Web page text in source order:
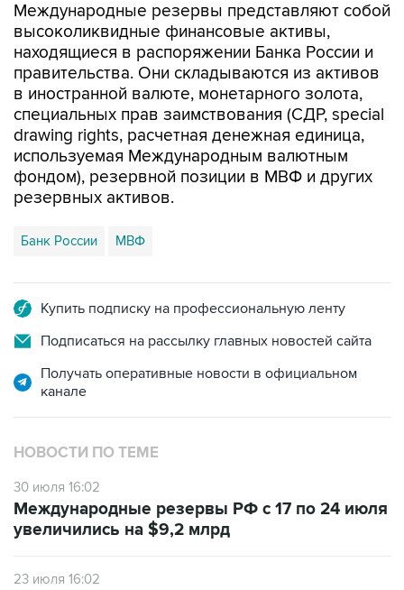
Международные резервы представляют собой
высоколиквидные финансовые активы,
находящиеся в распоряжении Банка России и
правительства. Они складываются из активов
в иностранной валюте, монетарного золота,
специальных прав заимствования (СДР, special
drawing rights, расчетная денежная единица,
используемая Международным валютным
фондом), резервной позиции в МВФ и других
резервных активов.
Банк России МВФ
Купить подписку на профессиональную ленту
Подписаться на рассылку главных новостей сайта
Получать оперативные новости в официальном
канале
НОВОСТИ ПО ТЕМЕ
30 июля 16:02
Международные резервы РФ с 17 по 24 июля
увеличились на $9,2 млрд
23 июля 16:02